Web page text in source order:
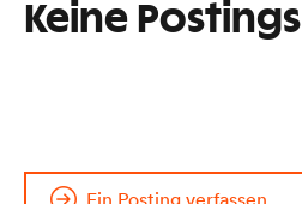
Keine Postings
Ein Posting verfassen